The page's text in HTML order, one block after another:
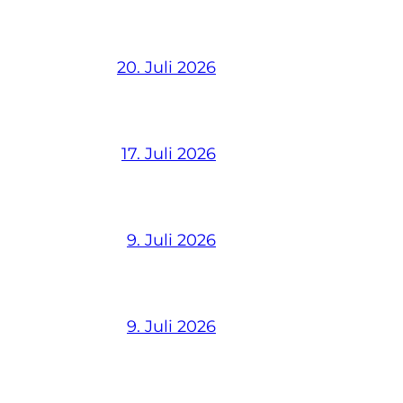
20. Juli 2026
17. Juli 2026
9. Juli 2026
9. Juli 2026